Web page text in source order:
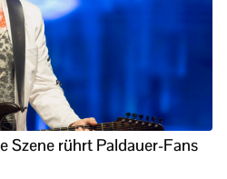
Szene rührt Paldauer-Fans